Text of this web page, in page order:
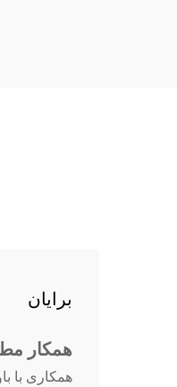
برایان
همکار
همکاری با